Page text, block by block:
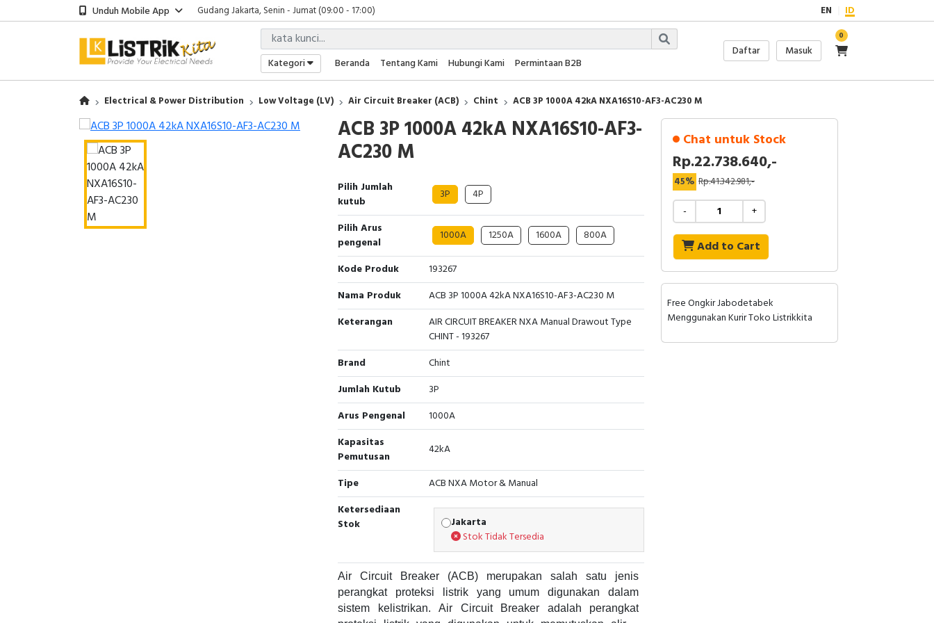
Unduh Mobile App
Gudang Jakarta, Senin - Jumat (09:00 - 17:00)
Showroom Bali, Senin - Jumat (09:00 - 17:00)
Kantor Jakarta, Senin - Jumat (08:00 - 17:00)
Gudang Jakarta, Senin - Jumat (09:00 - 17:00)
Showroom Bali, Senin - Jumat (09:00 - 17:00)
EN ID
Kategori Beranda Tentang Kami Hubungi Kami Permintaan B2B
Daftar Masuk
0
Electrical & Power Distribution Low Voltage (LV) Air Circuit Breaker (ACB) Chint ACB 3P 1000A 42kA NXA16S10-AF3-AC230 M
ACB 3P 1000A 42kA NXA16S10-AF3-
AC230 M
Pilih Jumlah
kutub
3P 4P
Pilih Arus
pengenal
1000A 1250A 1600A 800A
Kode Produk
193267
Nama Produk
ACB 3P 1000A 42kA NXA16S10-AF3-AC230 M
Keterangan
AIR CIRCUIT BREAKER NXA Manual Drawout Type
CHINT - 193267
Brand
Chint
Jumlah Kutub
3P
Arus Pengenal
1000A
Kapasitas
Pemutusan
42kA
Tipe
ACB NXA Motor & Manual
Ketersediaan
Stok
Jakarta
Stok Tidak Tersedia
Air Circuit Breaker (ACB) merupakan salah satu jenis
perangkat proteksi listrik yang umum digunakan dalam
sistem kelistrikan. Air Circuit Breaker adalah perangkat
Chat untuk Stock
Rp.22.738.640,-
45% Rp.41.342.981,-
- +
Add to Cart
Free Ongkir Jabodetabek
Menggunakan Kurir Toko Listrikkita